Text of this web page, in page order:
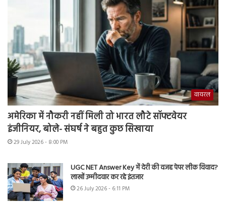
वायरल
अमेरिका में नौकरी नहीं मिली तो भारत लौटे सॉफ्टवेयर
इंजीनियर, बोले- संघर्ष ने बहुत कुछ सिखाया
29 July 2026 - 8:00 PM
UGC NET Answer Key में देरी की वजह पेपर लीक विवाद?
लाखों उम्मीदवार कर रहे इंतजार
26 July 2026 - 6:11 PM